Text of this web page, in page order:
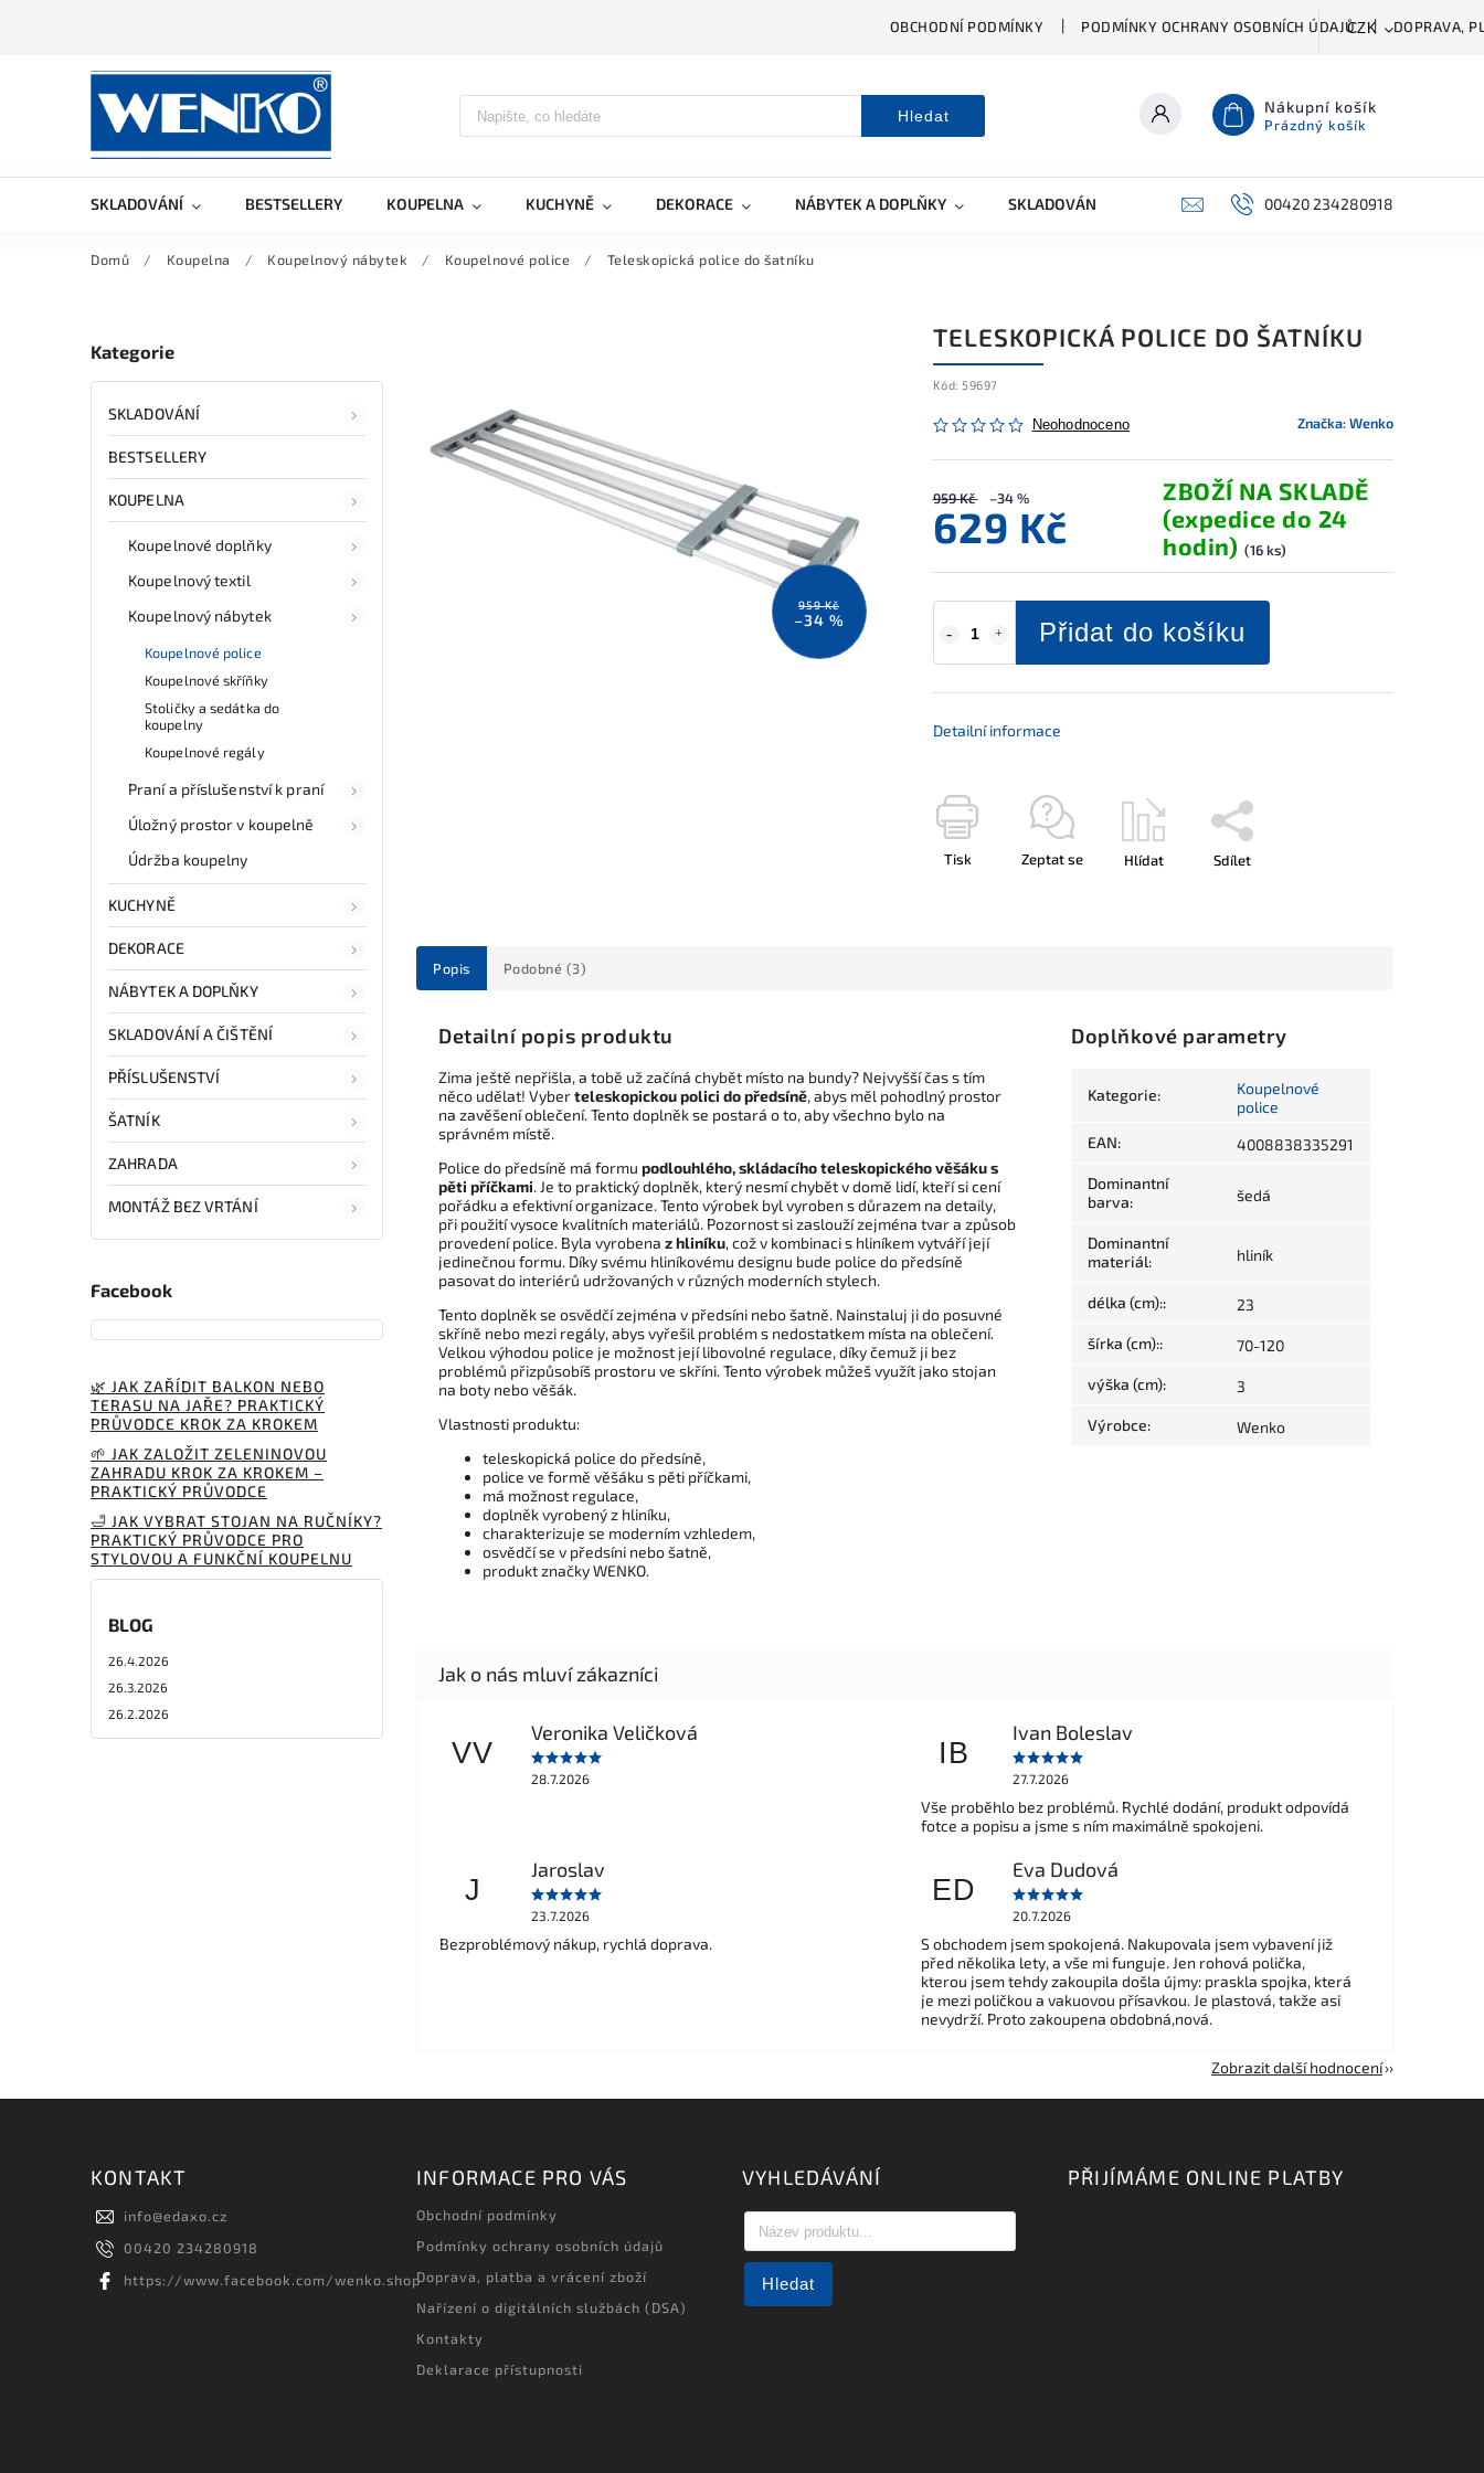
OBCHODNÍ PODMÍNKY PODMÍNKY OCHRANY OSOBNÍCH ÚDAJŮ DOPRAVA,
CZK
Hledat Nákupní košík
Prázdný košík
SKLADOVÁNÍ BESTSELLERY KOUPELNA KUCHYNĚ DEKORACE NÁBYTEK A DOPLŇKY SKLADOVÁNÍ A ČIŠTĚNÍ PŘÍSLUŠENSTVÍ
00420 234280918
Domů / Koupelna / Koupelnový nábytek / Koupelnové police / Teleskopická police do šatníku
Kategorie
SKLADOVÁNÍ
BESTSELLERY
KOUPELNA
Koupelnové doplňky
Koupelnový textil
Koupelnový nábytek
Koupelnové police
Koupelnové skříňky
Stoličky a sedátka do
koupelny
Koupelnové regály
Praní a příslušenství k praní
Úložný prostor v koupelně
Údržba koupelny
KUCHYNĚ
DEKORACE
NÁBYTEK A DOPLŇKY
SKLADOVÁNÍ A ČIŠTĚNÍ
PŘÍSLUŠENSTVÍ
ŠATNÍK
ZAHRADA
MONTÁŽ BEZ VRTÁNÍ
Facebook
🌿 JAK ZAŘÍDIT BALKON NEBO
TERASU NA JAŘE? PRAKTICKÝ
PRŮVODCE KROK ZA KROKEM
🌱 JAK ZALOŽIT ZELENINOVOU
ZAHRADU KROK ZA KROKEM –
PRAKTICKÝ PRŮVODCE
🛁 JAK VYBRAT STOJAN NA RUČNÍKY?
PRAKTICKÝ PRŮVODCE PRO
STYLOVOU A FUNKČNÍ KOUPELNU
BLOG
26.4.2026
26.3.2026
26.2.2026
959 Kč
–34 %
TELESKOPICKÁ POLICE DO ŠATNÍKU
Kód: 59697
Neohodnoceno Značka:Wenko
959 Kč –34 %
629 Kč
ZBOŽÍ NA SKLADĚ
(expedice do 24
hodin) (16 ks)
Přidat do košíku
Detailní informace
Tisk Zeptat se Hlídat Sdílet
Popis Podobné (3)
Detailní popis produktu
Zima ještě nepřišla, a tobě už začíná chybět místo na bundy? Nejvyšší čas s tím
něco udělat! Vyberteleskopickou polici do předsíně, abys měl pohodlný prostor
na zavěšení oblečení. Tento doplněk se postará o to, aby všechno bylo na
správném místě.
Police do předsíně má formu podlouhlého, skládacího teleskopického věšáku s
pěti příčkami. Je to praktický doplněk, který nesmí chybět v domě lidí, kteří si cení
pořádku a efektivní organizace. Tento výrobek byl vyroben s důrazem na detaily,
při použití vysoce kvalitních materiálů. Pozornost si zaslouží zejména tvar a způsob
provedení police. Byla vyrobena z hliníku, což v kombinaci s hliníkem vytváří její
jedinečnou formu. Díky svému hliníkovému designu bude police do předsíně
pasovat do interiérů udržovaných v různých moderních stylech.
Tento doplněk se osvědčí zejména v předsíni nebo šatně. Nainstaluj ji do posuvné
skříně nebo mezi regály, abys vyřešil problém s nedostatkem místa na oblečení.
Velkou výhodou police je možnost její libovolné regulace, díky čemuž ji bez
problémů přizpůsobíš prostoru ve skříni. Tento výrobek můžeš využít jako stojan
na boty nebo věšák.
Vlastnosti produktu:
teleskopická police do předsíně,
police ve formě věšáku s pěti příčkami,
má možnost regulace,
doplněk vyrobený z hliníku,
charakterizuje se moderním vzhledem,
osvědčí se v předsíni nebo šatně,
produkt značky WENKO.
Doplňkové parametry
Kategorie:
Koupelnové
police
EAN: 4008838335291
Dominantní
barva: šedá
Dominantní
materiál: hliník
délka (cm):: 23
šírka (cm):: 70-120
výška (cm): 3
Výrobce: Wenko
VV
Veronika Veličková
28.7.2026
IB
Ivan Boleslav
27.7.2026
Vše proběhlo bez problémů. Rychlé dodání, produkt odpovídá
fotce a popisu a jsme s ním maximálně spokojeni.
J
Jaroslav
23.7.2026
Bezproblémový nákup, rychlá doprava.
ED
Eva Dudová
20.7.2026
S obchodem jsem spokojená. Nakupovala jsem vybavení již
před několika lety, a vše mi funguje. Jen rohová polička,
kterou jsem tehdy zakoupila došla újmy: praskla spojka, která
je mezi poličkou a vakuovou přísavkou. Je plastová, takže asi
nevydrží. Proto zakoupena obdobná,nová.
Zobrazit další hodnocení
KONTAKT
info@edaxo.cz
00420 234280918
https://www.facebook.com/wenko.shop
INFORMACE PRO VÁS
Obchodní podmínky
Podmínky ochrany osobních údajů
Doprava, platba a vrácení zboží
Nařízení o digitálních službách (DSA)
Kontakty
Deklarace přístupnosti
VYHLEDÁVÁNÍ
Hledat
PŘIJÍMÁME ONLINE PLATBY